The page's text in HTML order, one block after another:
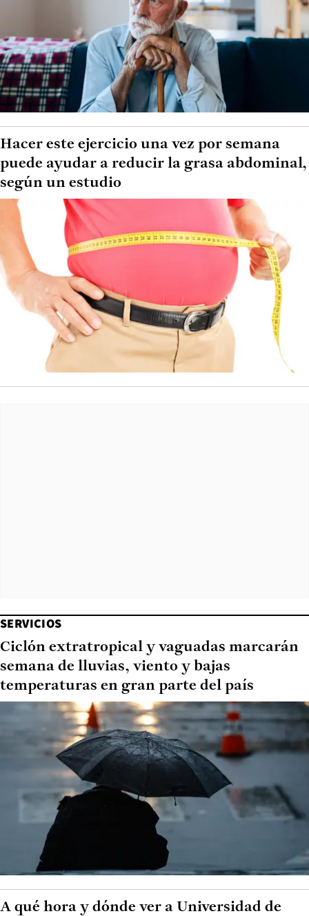
Hacer este ejercicio una vez por semana
puede ayudar a reducir la grasa abdominal,
según un estudio
SERVICIOS
Ciclón extratropical y vaguadas marcarán
semana de lluvias, viento y bajas
temperaturas en gran parte del país
A qué hora y dónde ver a Universidad de